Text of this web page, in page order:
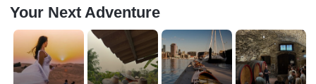
Your Next Adventure